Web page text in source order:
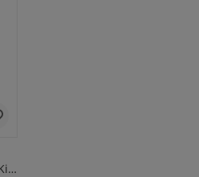
Wand Gartenfigur Maria mit Kind